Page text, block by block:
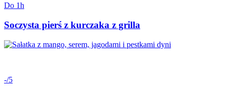
Do 1h
Soczysta pierś z kurczaka z grilla
-/5